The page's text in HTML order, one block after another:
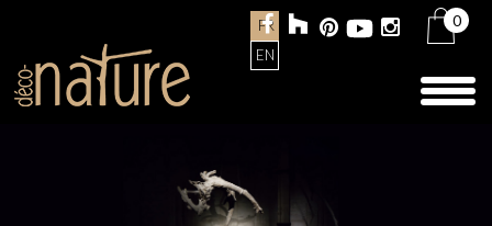
FR
EN
0